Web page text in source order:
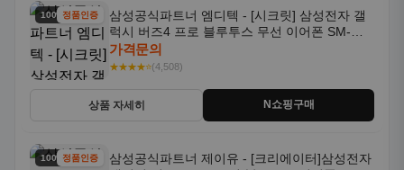
100% 할인
정품인증
삼성공식파트너 엠디텍 - [시크릿] 삼성전자 갤
럭시 버즈4 프로 블루투스 무선 이어폰 SM-
R640N
가격문의
★★★★⭐(4,508)
상품 자세히 N쇼핑구매
100% 할인
정품인증
삼성공식파트너 제이유 - [크리에이터]삼성전자